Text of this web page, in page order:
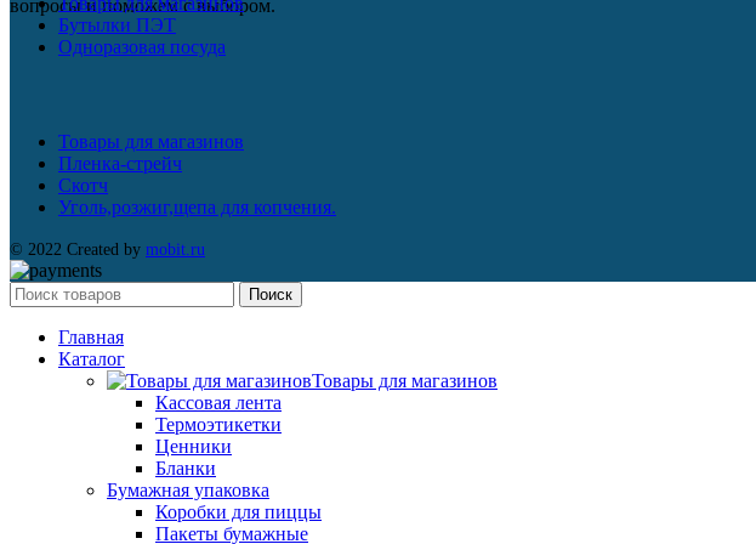
вопросы и поможем с выбором.
Бутылки ПЭТ
Одноразовая посуда
Товары для магазинов
Пленка-стрейч
Скотч
Уголь,розжиг,щепа для копчения.
© 2022 Created by mobit.ru
Поиск
Главная
Каталог
Товары для магазинов
Кассовая лента
Термоэтикетки
Ценники
Бланки
Бумажная упаковка
Коробки для пиццы
Пакеты бумажные